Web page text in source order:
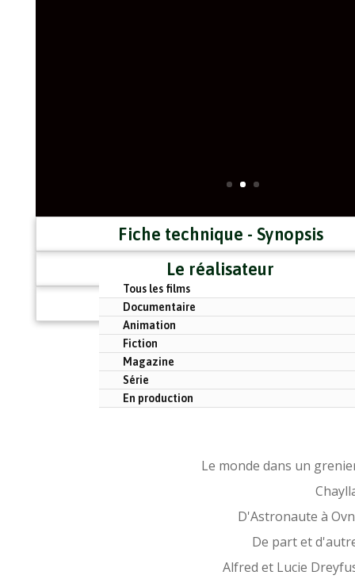
Fiche technique - Synopsis
Le réalisateur
Distribution - Festivals
Tous les films
Documentaire
Animation
Fiction
Magazine
Série
En production
Le monde dans un
D'Astronaute à
De part et
Alfred et Lucie